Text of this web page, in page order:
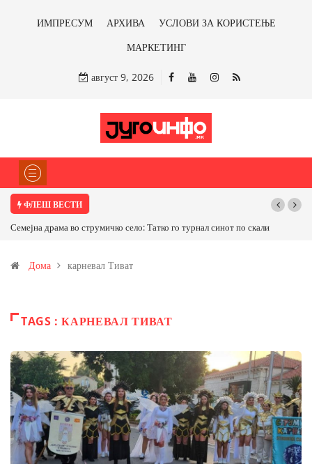
ИМПРЕСУМ АРХИВА
УСЛОВИ ЗА КОРИСТЕЊЕ
МАРКЕТИНГ
август 9, 2026
ФЛЕШ ВЕСТИ
во струмичко село: Татко го турнал синот по скалиТРАМП НАРЕДИ
Дома карневал Тиват
TAGS : КАРНЕВАЛ ТИВАТ